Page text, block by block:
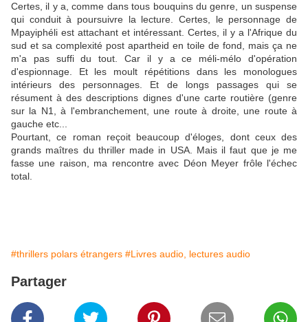
Certes, il y a, comme dans tous bouquins du genre, un suspense
qui conduit à poursuivre la lecture. Certes, le personnage de
Mpayiphéli est attachant et intéressant. Certes, il y a l'Afrique du
sud et sa complexité post apartheid en toile de fond, mais ça ne
m'a pas suffi du tout. Car il y a ce méli-mélo d'opération
d'espionnage. Et les moult répétitions dans les monologues
intérieurs des personnages. Et de longs passages qui se
résument à des descriptions dignes d'une carte routière (genre
sur la N1, à l'embranchement, une route à droite, une route à
gauche etc...
Pourtant, ce roman reçoit beaucoup d'éloges, dont ceux des
grands maîtres du thriller made in USA. Mais il faut que je me
fasse une raison, ma rencontre avec Déon Meyer frôle l'échec
total.
#thrillers polars étrangers #Livres audio, lectures audio
Partager